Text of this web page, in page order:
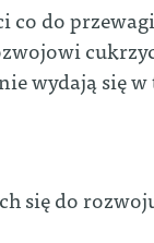
co do
wydają się
się do